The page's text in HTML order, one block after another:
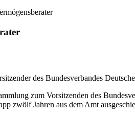
des Bundesverbandes
zum Vorsitzenden des
zwölf Jahren aus dem Amt